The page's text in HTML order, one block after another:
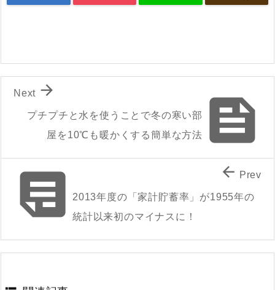

プチプチと水を使うことで冬の寒い部
屋を10℃も暖かくする簡単な方法

Next
2013年度の「家計貯蓄率」が1955年の
統計以来初のマイナスに！
 Prev